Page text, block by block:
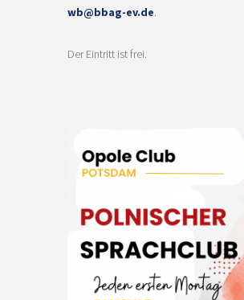
wb@bbag-ev.de.
Der Eintritt ist frei.